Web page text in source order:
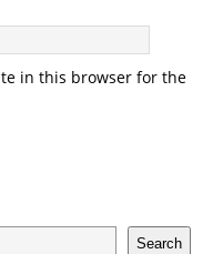
in this browser for the
Search